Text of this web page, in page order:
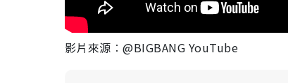
影片來源︰@BIGBANG YouTube